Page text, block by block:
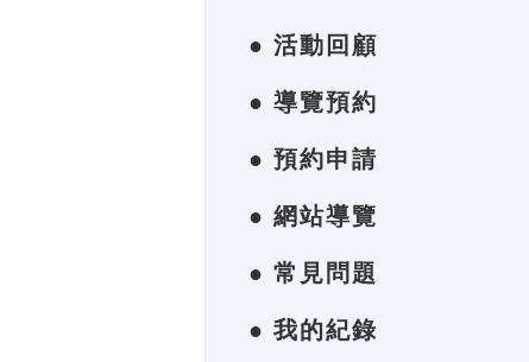
● 活動回顧
● 導覽預約
● 預約申請
● 網站導覽
● 常見問題
● 我的紀錄